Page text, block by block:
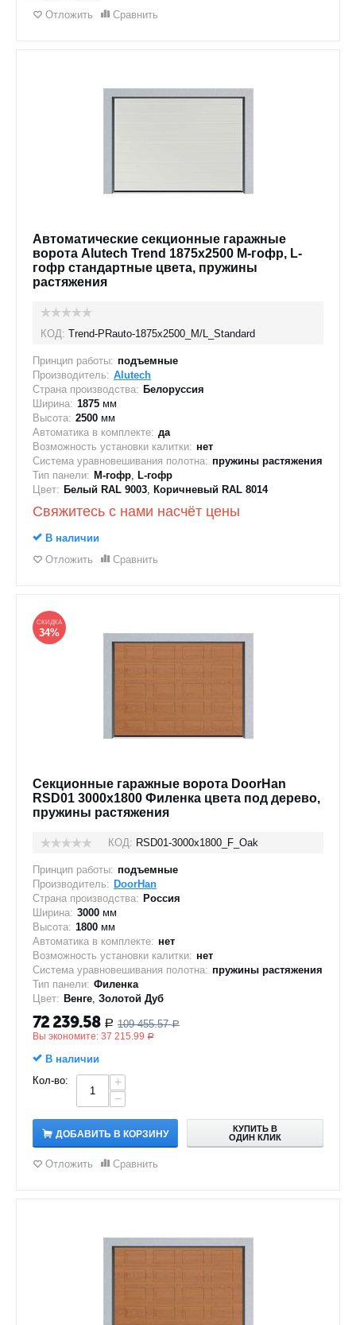
Отложить
Сравнить
Автоматические секционные гаражные
ворота Alutech Trend 1875x2500 М-гофр, L-
гофр стандартные цвета, пружины
растяжения
КОД: Trend-PRauto-1875х2500_M/L_Standard
Принцип работы: подъемные
Производитель: Alutech
Страна производства: Белоруссия
Ширина: 1875 мм
Высота: 2500 мм
Автоматика в комплекте: да
Возможность установки калитки: нет
Система уравновешивания полотна: пружины растяжения
Тип панели: M-гофр, L-гофр
Цвет: Белый RAL 9003, Коричневый RAL 8014
Свяжитесь с нами насчёт цены
В наличии
Отложить
Сравнить
СКИДКА
34%
Секционные гаражные ворота DoorHan
RSD01 3000x1800 Филенка цвета под дерево,
пружины растяжения
КОД: RSD01-3000х1800_F_Oak
Принцип работы: подъемные
Производитель: DoorHan
Страна производства: Россия
Ширина: 3000 мм
Высота: 1800 мм
Автоматика в комплекте: нет
Возможность установки калитки: нет
Система уравновешивания полотна: пружины растяжения
Тип панели: Филенка
Цвет: Венге, Золотой Дуб
72 239.58 Р 109 455.57 Р
Вы экономите: 37 215.99 Р
В наличии
Кол-во:
+
−
ДОБАВИТЬ В КОРЗИНУ
КУПИТЬ В
ОДИН КЛИК
Отложить Сравнить